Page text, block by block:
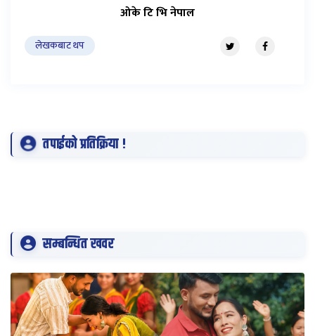
ओके टि भि नेपाल
लेखकबाट थप
तपाईको प्रतिक्रिया !
सम्बन्धित खवर